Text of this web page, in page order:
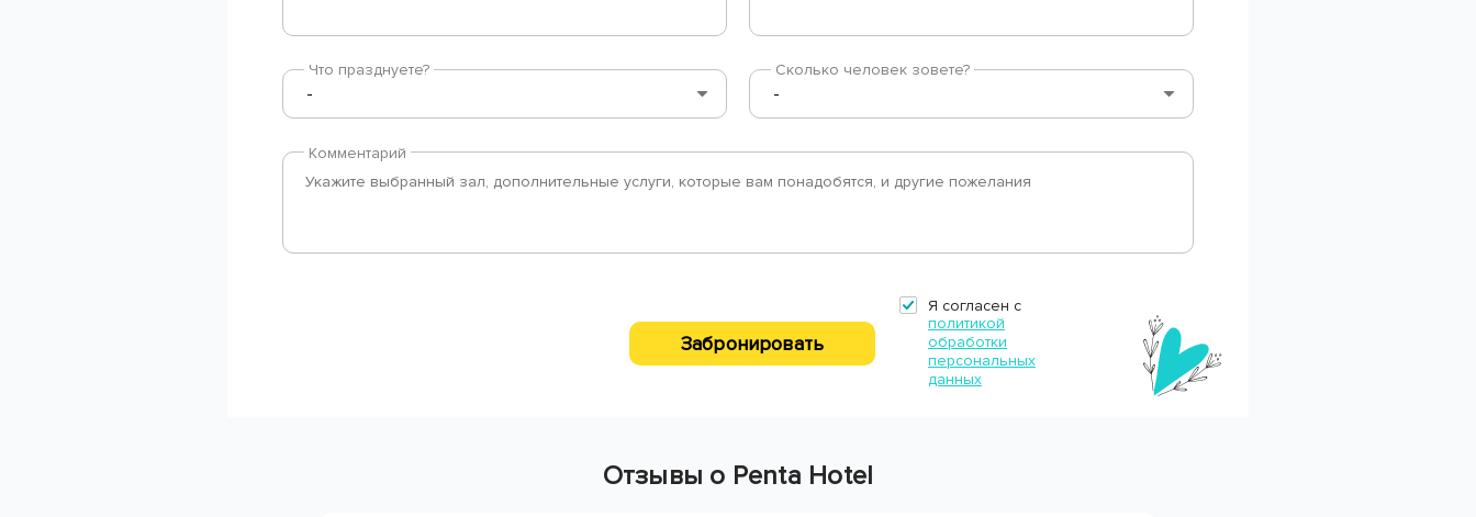
Что празднуете? Сколько человек зовете?
Комментарий
Забронировать
Я согласен с
политикой
обработки
персональных
данных
Отзывы о Penta Hotel